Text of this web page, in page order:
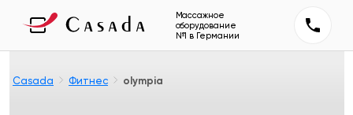
Массажное
оборудование
№1 в Германии
Casada Фитнес olympia